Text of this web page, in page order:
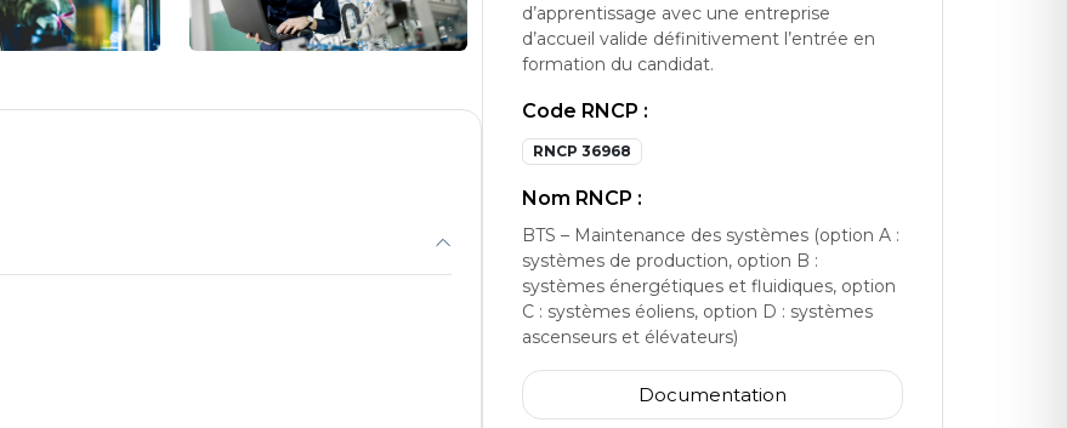
d’apprentissage avec une entreprise
d’accueil valide définitivement l’entrée en
formation du candidat.
Code RNCP :
RNCP 36968
Nom RNCP :
BTS – Maintenance des systèmes (option A :
systèmes de production, option B :
systèmes énergétiques et fluidiques, option
C : systèmes éoliens, option D : systèmes
ascenseurs et élévateurs)
Documentation